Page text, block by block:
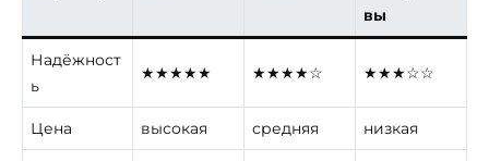
вы
Надёжност
ь
★★★★★ ★★★★☆ ★★★☆☆
Цена высокая средняя низкая